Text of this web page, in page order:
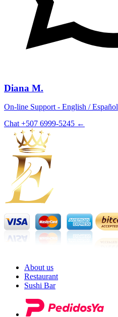
Diana M.
On-line Support - English / Español
Chat +507 6999-5245 ←
About us
Restaurant
Sushi Bar